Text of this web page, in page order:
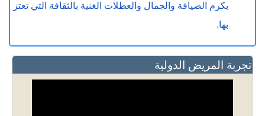
بكرم الضيافة والجمال والعطلات الغنية بالثقافة التي تعتز
بها.
تجربة المريض الدولية